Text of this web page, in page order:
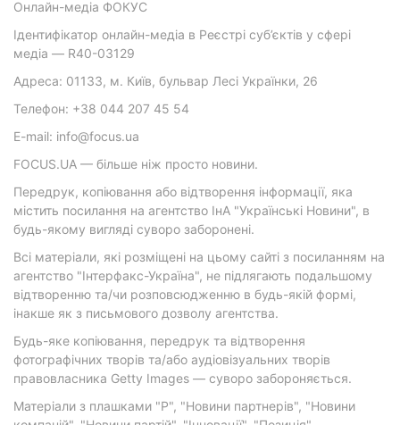
Онлайн-медіа ФОКУС
Ідентифікатор онлайн-медіа в Реєстрі суб’єктів у сфері
медіа — R40-03129
Адреса: 01133, м. Київ, бульвар Лесі Українки, 26
Телефон: +38 044 207 45 54
E-mail: info@focus.ua
FOCUS.UA — більше ніж просто новини.
Передрук, копіювання або відтворення інформації, яка
містить посилання на агентство ІнА "Українські Новини", в
будь-якому вигляді суворо заборонені.
Всі матеріали, які розміщені на цьому сайті з посиланням на
агентство "Інтерфакс-Україна", не підлягають подальшому
відтворенню та/чи розповсюдженню в будь-якій формі,
інакше як з письмового дозволу агентства.
Будь-яке копіювання, передрук та відтворення
фотографічних творів та/або аудіовізуальних творів
правовласника Getty Images — суворо забороняється.
Матеріали з плашками "Р", "Новини партнерів", "Новини